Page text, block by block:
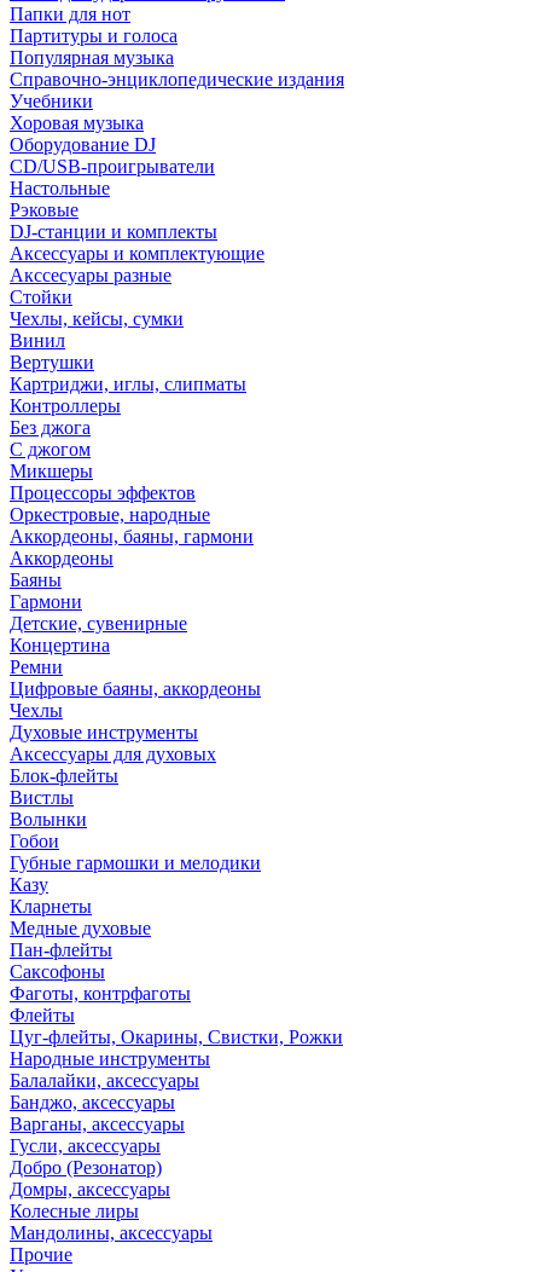
Папки для нот
Партитуры и голоса
Популярная музыка
Справочно-энциклопедические издания
Учебники
Хоровая музыка
Оборудование DJ
CD/USB-проигрыватели
Настольные
Рэковые
DJ-станции и комплекты
Аксессуары и комплектующие
Акссесуары разные
Стойки
Чехлы, кейсы, сумки
Винил
Вертушки
Картриджи, иглы, слипматы
Контроллеры
Без джога
С джогом
Микшеры
Процессоры эффектов
Оркестровые, народные
Аккордеоны, баяны, гармони
Аккордеоны
Баяны
Гармони
Детские, сувенирные
Концертина
Ремни
Цифровые баяны, аккордеоны
Чехлы
Духовые инструменты
Аксессуары для духовых
Блок-флейты
Вистлы
Волынки
Гобои
Губные гармошки и мелодики
Казу
Кларнеты
Медные духовые
Пан-флейты
Саксофоны
Фаготы, контрфаготы
Флейты
Цуг-флейты, Окарины, Свистки, Рожки
Народные инструменты
Балалайки, аксессуары
Банджо, аксессуары
Варганы, аксессуары
Гусли, аксессуары
Добро (Резонатор)
Домры, аксессуары
Колесные лиры
Мандолины, аксессуары
Прочие